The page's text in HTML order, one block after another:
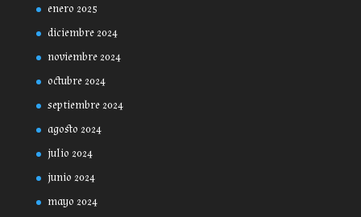
enero 2025
diciembre 2024
noviembre 2024
octubre 2024
septiembre 2024
agosto 2024
julio 2024
junio 2024
mayo 2024